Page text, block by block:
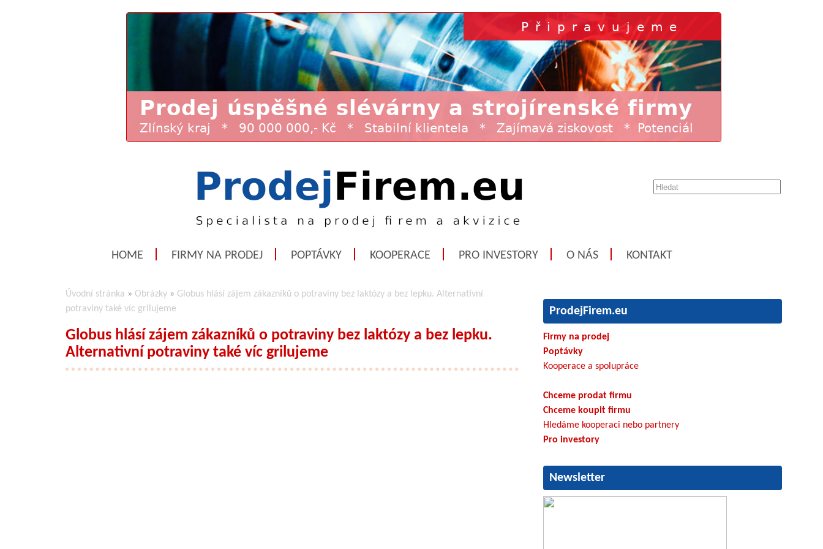
HOME FIRMY NA PRODEJ POPTÁVKY KOOPERACE PRO INVESTORY O NÁS KONTAKT
Úvodní stránka » Obrázky » Globus hlásí zájem zákazníků o potraviny bez laktózy a bez lepku. Alternativní
potraviny také víc grilujeme
Globus hlásí zájem zákazníků o potraviny bez laktózy a bez lepku.
Alternativní potraviny také víc grilujeme
ProdejFirem.eu
Firmy na prodej
Poptávky
Kooperace a spolupráce
Chceme prodat firmu
Chceme koupit firmu
Hledáme kooperaci nebo partnery
Pro investory
Newsletter